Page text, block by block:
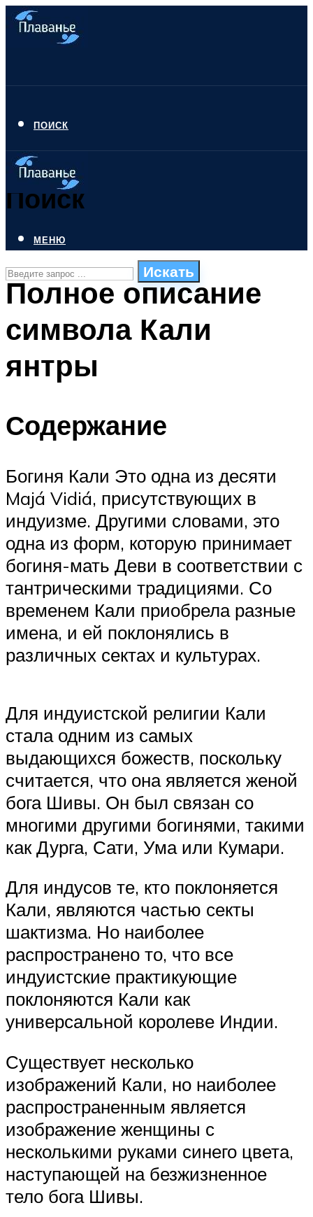
ПОИСК
Поиск
Искать
ПЛАВАНЬЕ ДЛЯ ДЕТЕЙ
БАССЕЙН ДЛЯ ДОМА
МЕНЮ
МЕНЮ
Полное описание
символа Кали
янтры
Содержание
Богиня Кали Это одна из десяти
Majá Vidiá, присутствующих в
индуизме. Другими словами, это
одна из форм, которую принимает
богиня-мать Деви в соответствии с
тантрическими традициями. Со
временем Кали приобрела разные
имена, и ей поклонялись в
различных сектах и ​​культурах.
Для индуистской религии Кали
стала одним из самых
выдающихся божеств, поскольку
считается, что она является женой
бога Шивы. Он был связан со
многими другими богинями, такими
как Дурга, Сати, Ума или Кумари.
Для индусов те, кто поклоняется
Кали, являются частью секты
шактизма. Но наиболее
распространено то, что все
индуистские практикующие
поклоняются Кали как
универсальной королеве Индии.
Существует несколько
изображений Кали, но наиболее
распространенным является
изображение женщины с
несколькими руками синего цвета,
наступающей на безжизненное
тело бога Шивы.